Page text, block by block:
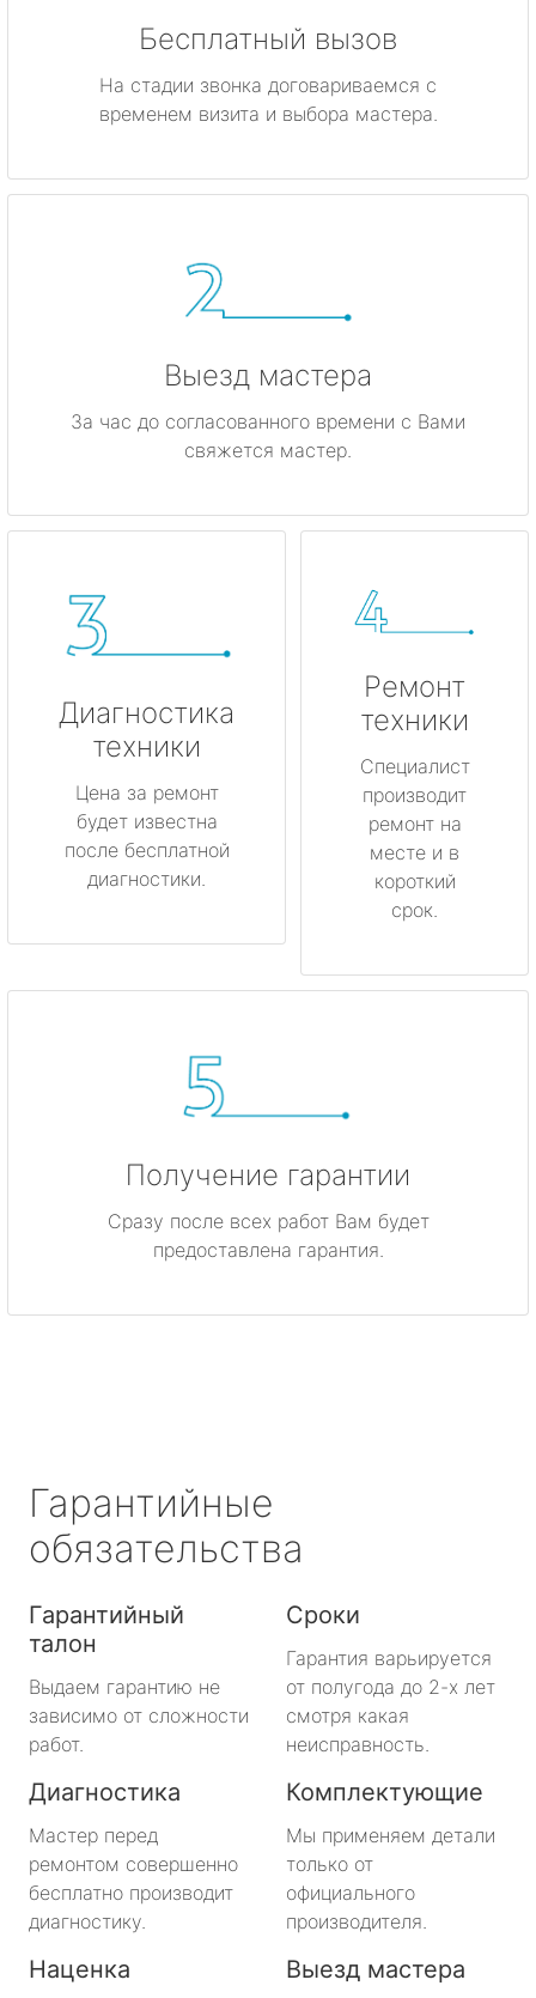
Бесплатный вызов
На стадии звонка договариваемся с
временем визита и выбора мастера.
Выезд мастера
За час до согласованного времени с Вами
свяжется мастер.
Диагностика
техники
Цена за ремонт
будет известна
после бесплатной
диагностики.
Ремонт
техники
Специалист
производит
ремонт на
месте и в
короткий
срок.
Получение гарантии
Сразу после всех работ Вам будет
предоставлена гарантия.
Гарантийные
обязательства
Гарантийный
талон
Выдаем гарантию не
зависимо от сложности
работ.
Сроки
Гарантия варьируется
от полугода до 2-х лет
смотря какая
неисправность.
Диагностика
Мастер перед
ремонтом совершенно
бесплатно производит
диагностику.
Комплектующие
Мы применяем детали
только от
официального
производителя.
Наценка Выезд мастера